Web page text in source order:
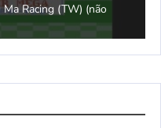
Racing (TW) (não